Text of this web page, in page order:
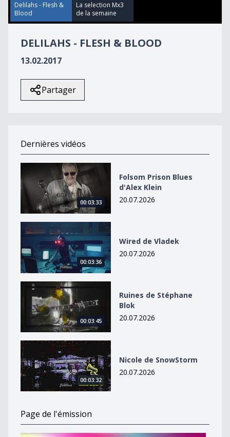
40
seconds
Delilahs - Flesh &
Blood
La selection Mx3
de la semaine
DELILAHS - FLESH & BLOOD
13.02.2017
Partager
Dernières vidéos
Folsom Prison Blues d&#039;Alex Klein
00:03:33
Folsom Prison Blues
d'Alex Klein
20.07.2026
Wired de Vladek
00:03:36
Wired de Vladek
20.07.2026
Ruines de Stéphane Blok
00:03:45
Ruines de Stéphane
Blok
20.07.2026
Nicole de SnowStorm
00:03:32
Nicole de SnowStorm
20.07.2026
Page de l'émission